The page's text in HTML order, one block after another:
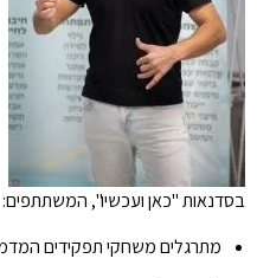
בסדנאות "כאן ועכשיו", המשתתפים:
מתרגלים משחקי תפקידים